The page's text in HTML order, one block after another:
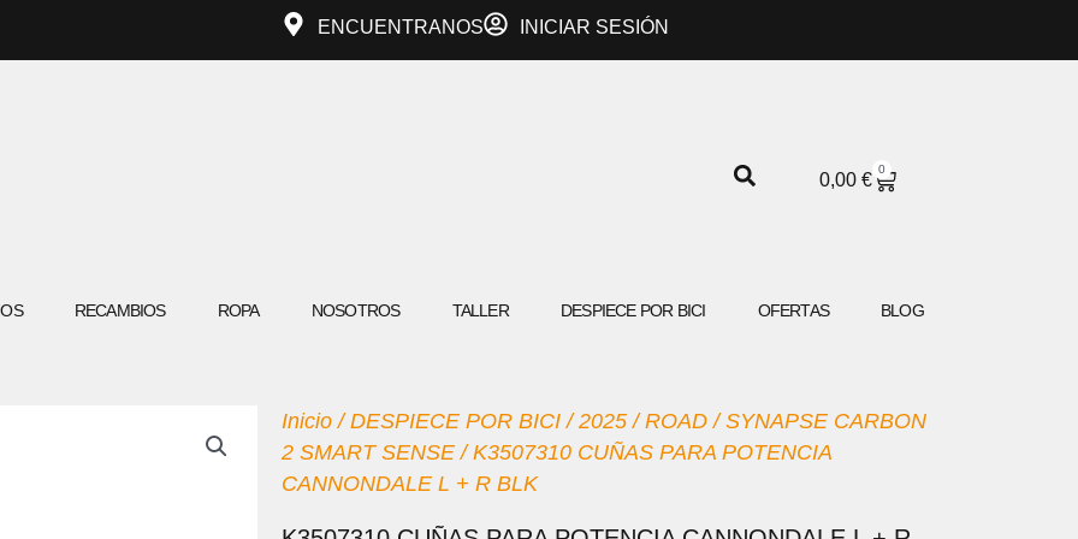
ENCUENTRANOS INICIAR SESIÓN
0,00 €
0
CARRITO
RECAMBIOS ROPA NOSOTROS TALLER DESPIECE POR BICI OFERTAS BLOG
Inicio /DESPIECE POR BICI /2025 /ROAD /SYNAPSE CARBON
2 SMART SENSE / K3507310 CUÑAS PARA POTENCIA
CANNONDALE L + R BLK